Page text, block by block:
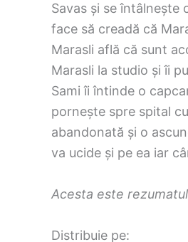
Savas și se întâlnește
face să creadă că
Marasli află că sunt
Marasli la studio și îi
Sami îi întinde o
pornește spre spital
abandonată și o
va ucide și pe ea iar
Acesta este
Distribuie pe: